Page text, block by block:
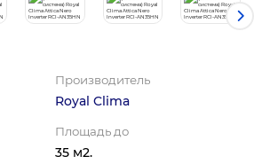
Производитель
Royal Clima
Площадь до
35 м2.